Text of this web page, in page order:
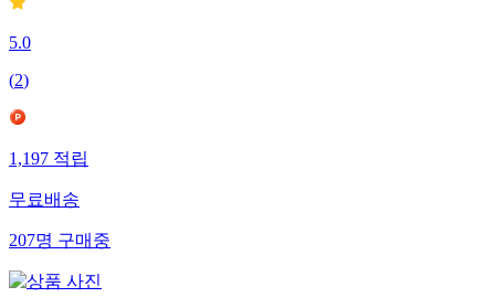
5.0
(2)
1,197 적립
무료배송
207명 구매중